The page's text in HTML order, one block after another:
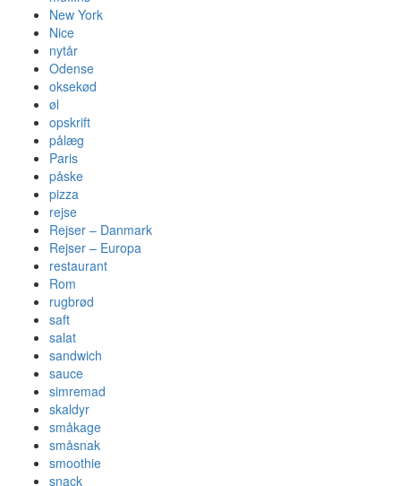
New York
Nice
nytår
Odense
oksekød
øl
opskrift
pålæg
Paris
påske
pizza
rejse
Rejser – Danmark
Rejser – Europa
restaurant
Rom
rugbrød
saft
salat
sandwich
sauce
simremad
skaldyr
småkage
småsnak
smoothie
snack